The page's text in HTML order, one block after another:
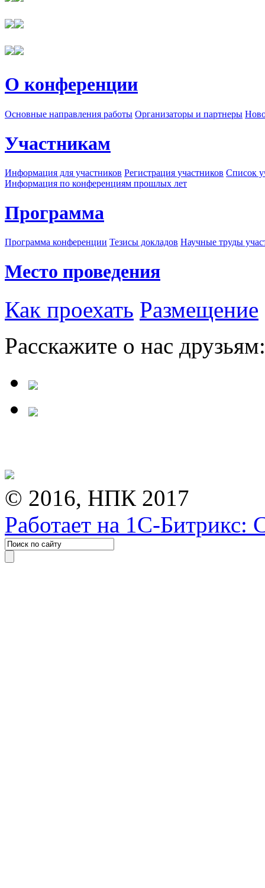
О конференции
Основные направления работы Организаторы и партнеры
Участникам
Информация для участников Регистрация участников Список
Информация по конференциям прошлых лет
Программа
Программа конференции Тезисы докладов Научные труды
Место проведения
Как проехать Размещение
Расскажите о нас друзьям:
© 2016, НПК 2017
Работает на 1С-Битрикс: